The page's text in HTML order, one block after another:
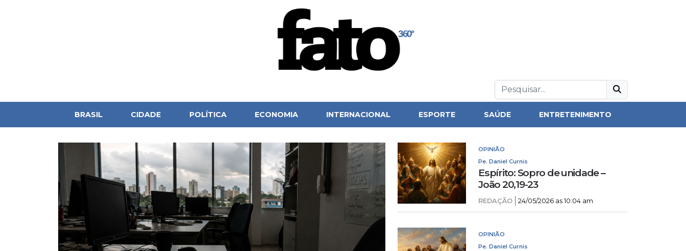
BRASIL CIDADE POLÍTICA ECONOMIA INTERNACIONAL ESPORTE SAÚDE ENTRETENIMENTO
OPINIÃO
Pe. Daniel Curnis
Espírito: Sopro de unidade –
João 20,19-23
REDAÇÃO 24/05/2026 as 10:04 am
OPINIÃO
Pe. Daniel Curnis